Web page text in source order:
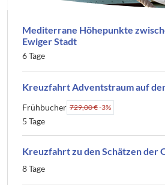
Mediterrane Höhepunkte
Ewiger Stadt
6 Tage
Kreuzfahrt Adventstraum auf
Frühbucher 729,00 €-3%
5 Tage
Kreuzfahrt zu den Schätzen der
8 Tage